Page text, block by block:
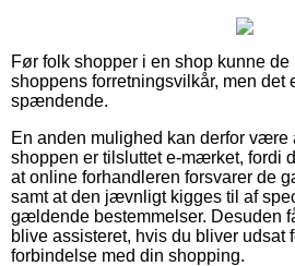
Før folk shopper i en shop kunne
shoppens forretningsvilkår, men det
spændende.
En anden mulighed kan derfor være
shoppen er tilsluttet e-mærket, fordi
at online forhandleren forsvarer de
samt at den jævnligt kigges til af
gældende bestemmelser. Desuden
blive assisteret, hvis du bliver udsat
forbindelse med din shopping.